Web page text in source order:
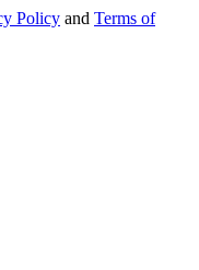
Policy and Terms of